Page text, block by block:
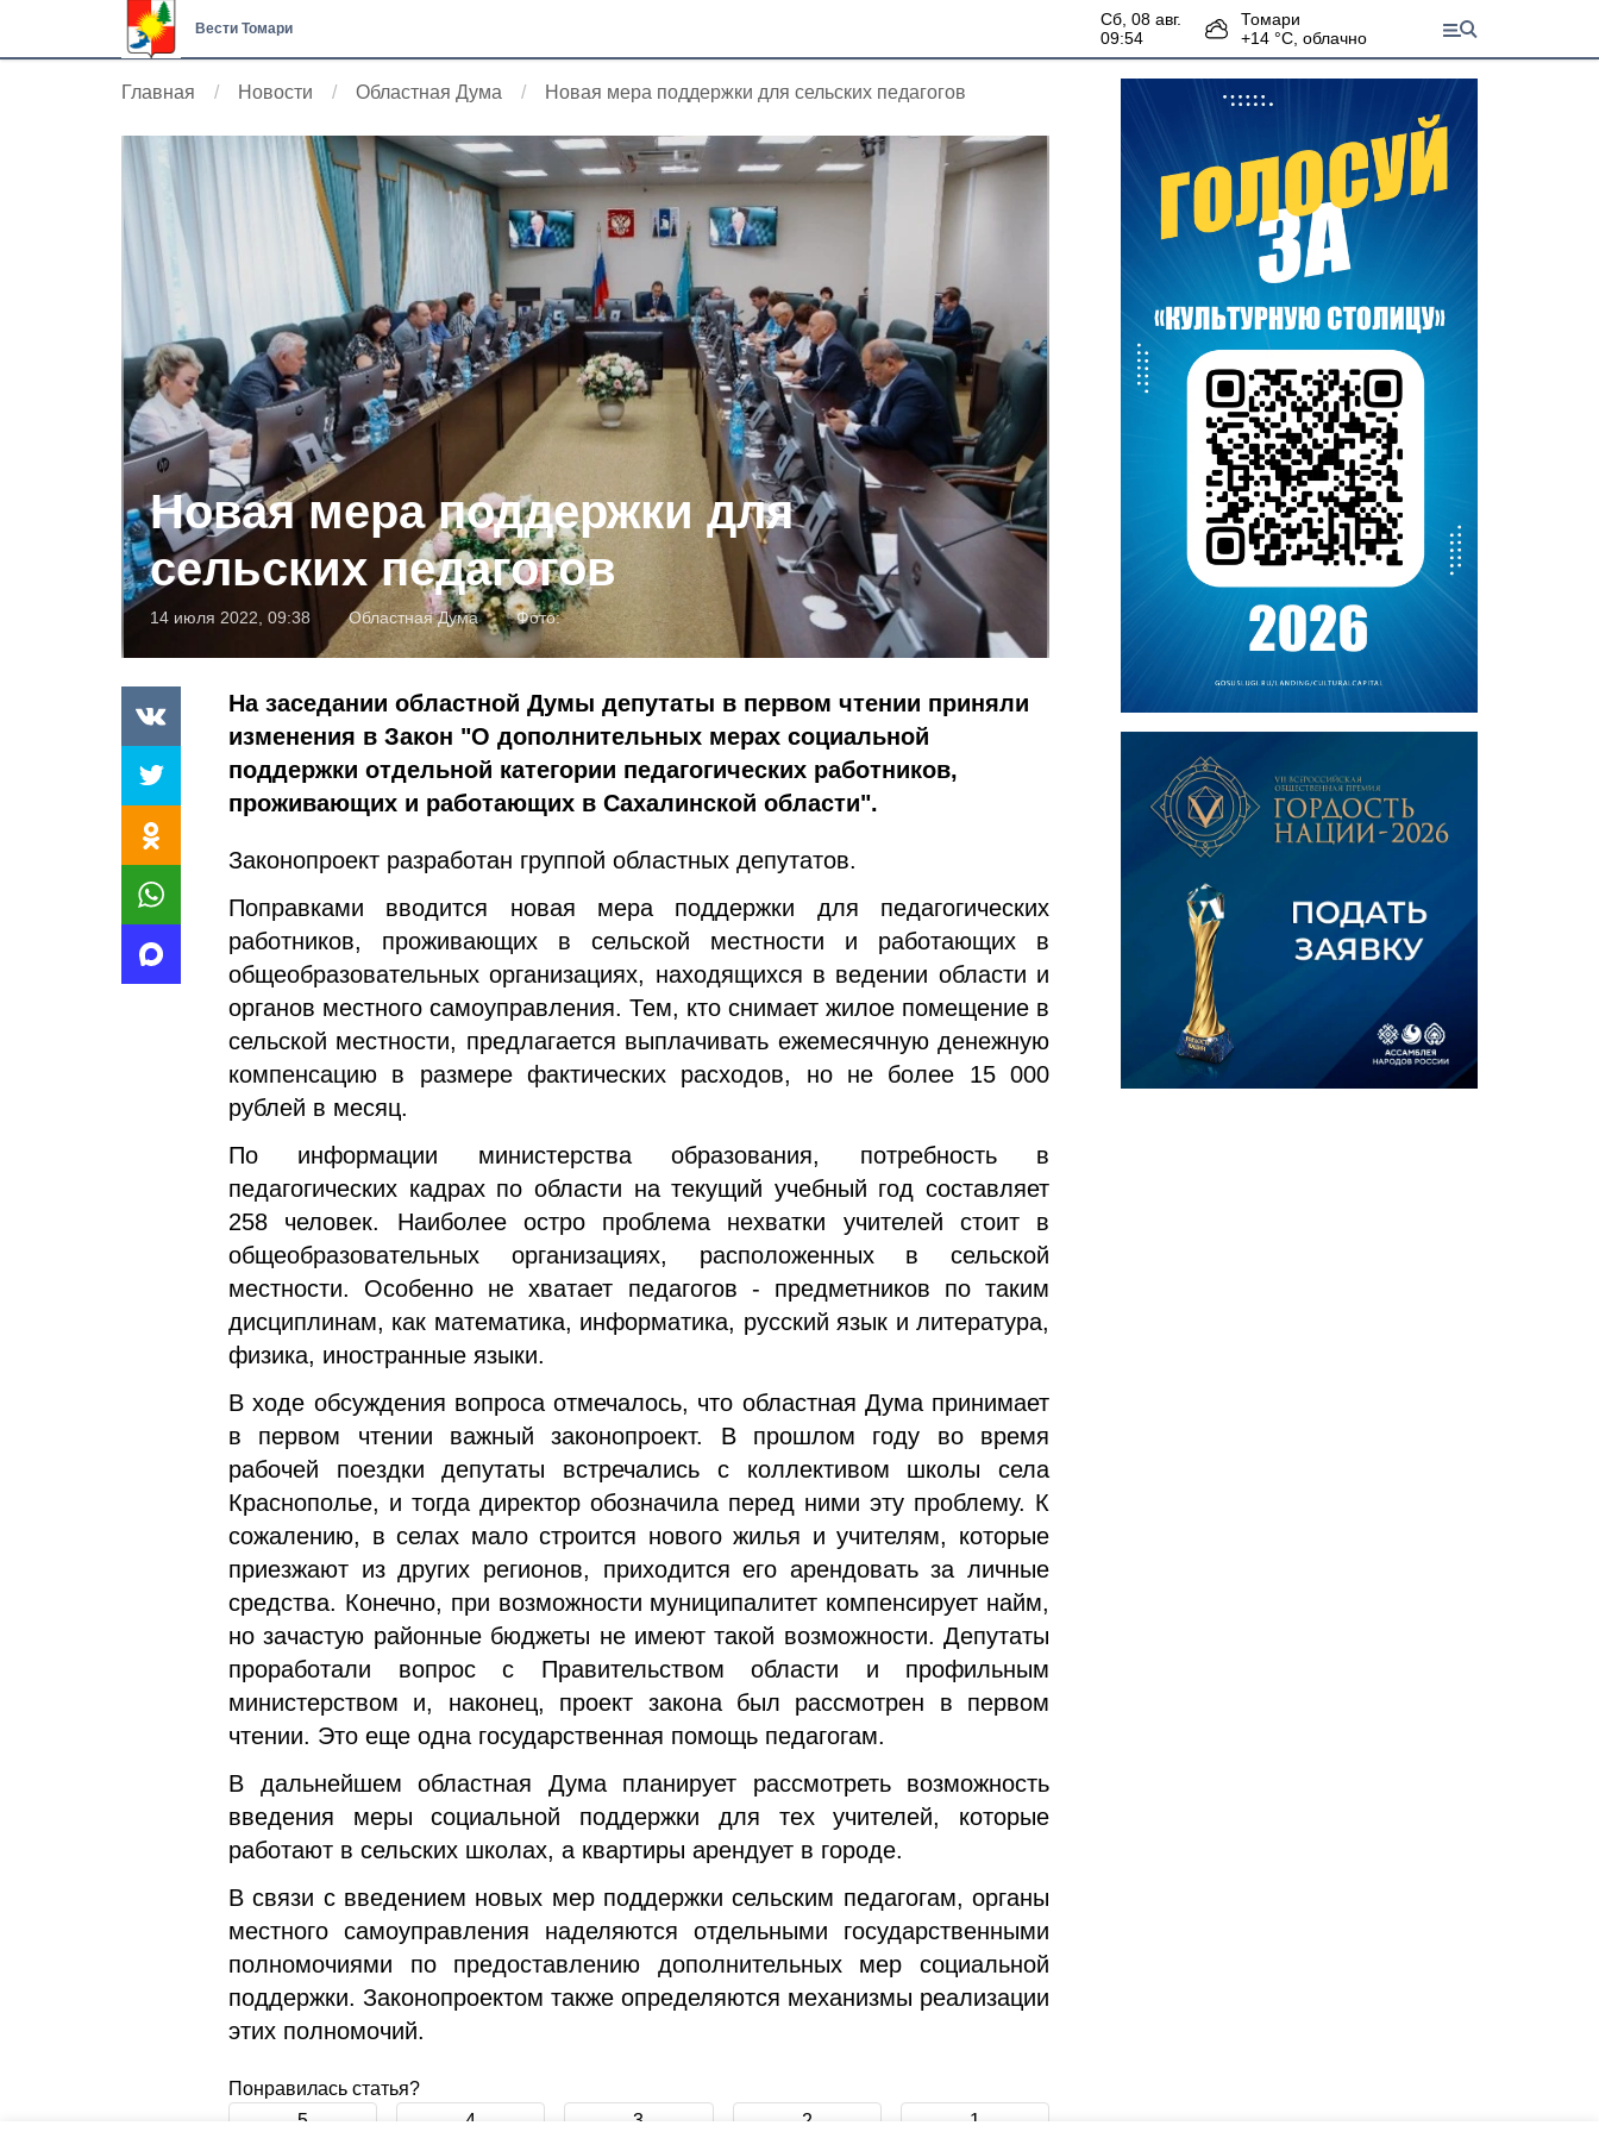
Вести Томари
сб, 08 авг.
09:54
Томари
+14 °С, облачно
Главная Новости Областная Дума Новая мера поддержки для сельских педагогов
Новая мера поддержки для
сельских педагогов
14 июля 2022, 09:38 Областная Дума Фото:
На заседании областной Думы депутаты в первом чтении приняли
изменения в Закон "О дополнительных мерах социальной
поддержки отдельной категории педагогических работников,
проживающих и работающих в Сахалинской области".
Законопроект разработан группой областных депутатов.
Поправками вводится новая мера поддержки для педагогических
работников, проживающих в сельской местности и работающих в
общеобразовательных организациях, находящихся в ведении области и
органов местного самоуправления. Тем, кто снимает жилое помещение в
сельской местности, предлагается выплачивать ежемесячную денежную
компенсацию в размере фактических расходов, но не более 15 000
рублей в месяц.
По информации министерства образования, потребность в
педагогических кадрах по области на текущий учебный год составляет
258 человек. Наиболее остро проблема нехватки учителей стоит в
общеобразовательных организациях, расположенных в сельской
местности. Особенно не хватает педагогов - предметников по таким
дисциплинам, как математика, информатика, русский язык и литература,
физика, иностранные языки.
В ходе обсуждения вопроса отмечалось, что областная Дума принимает
в первом чтении важный законопроект. В прошлом году во время
рабочей поездки депутаты встречались с коллективом школы села
Краснополье, и тогда директор обозначила перед ними эту проблему. К
сожалению, в селах мало строится нового жилья и учителям, которые
приезжают из других регионов, приходится его арендовать за личные
средства. Конечно, при возможности муниципалитет компенсирует найм,
но зачастую районные бюджеты не имеют такой возможности. Депутаты
проработали вопрос с Правительством области и профильным
министерством и, наконец, проект закона был рассмотрен в первом
чтении. Это еще одна государственная помощь педагогам.
В дальнейшем областная Дума планирует рассмотреть возможность
введения меры социальной поддержки для тех учителей, которые
работают в сельских школах, а квартиры арендует в городе.
В связи с введением новых мер поддержки сельским педагогам, органы
местного самоуправления наделяются отдельными государственными
полномочиями по предоставлению дополнительных мер социальной
поддержки. Законопроектом также определяются механизмы реализации
этих полномочий.
Понравилась статья?
5
4 3 2 1